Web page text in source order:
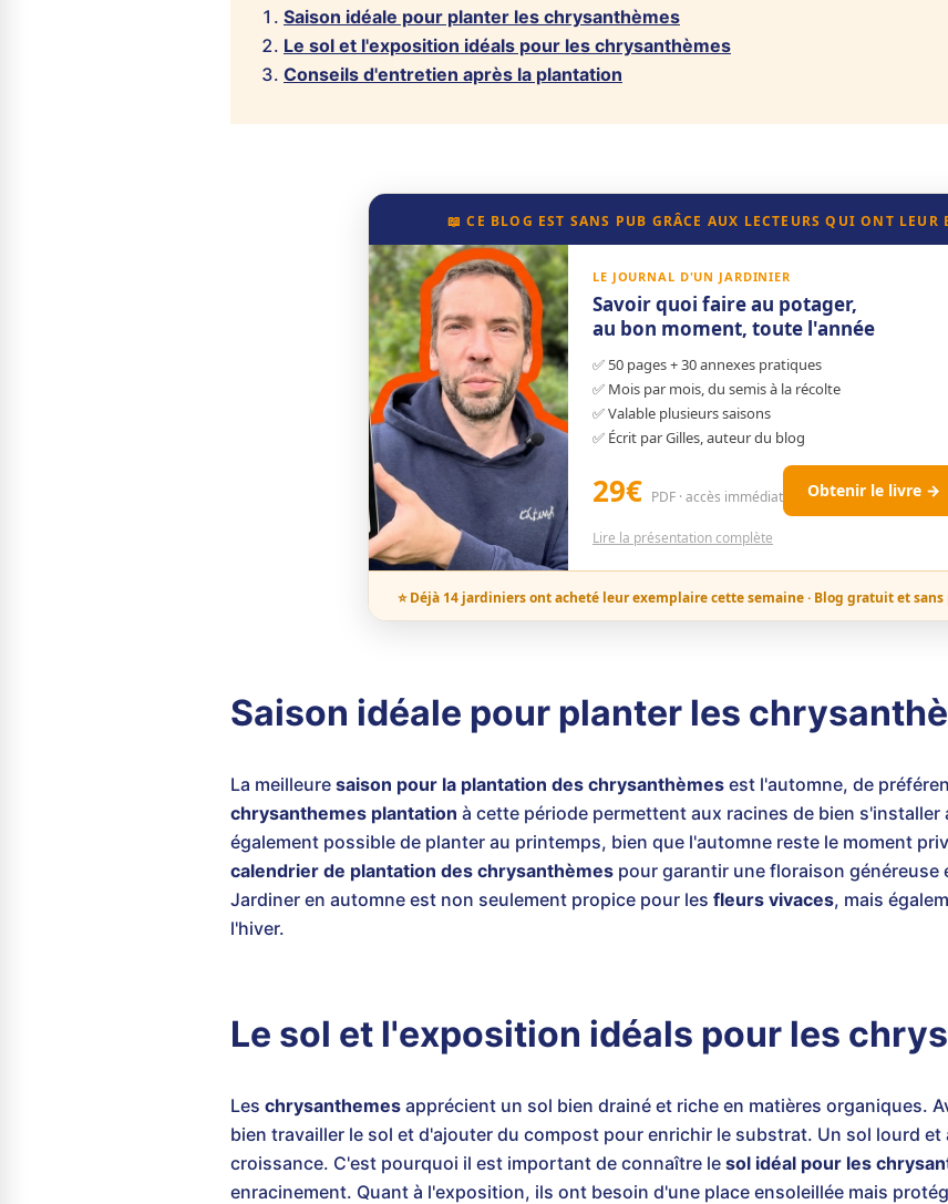
Saison idéale pour planter les chrysanthèmes
Le sol et l'exposition idéals pour les chrysanthèmes
Conseils d'entretien après la plantation
📖 CE BLOG EST SANS PUB GRÂCE AUX LECTEURS QUI ONT LEUR
LE JOURNAL D'UN JARDINIER
Savoir quoi faire au potager,
au bon moment, toute l'année
✅ 50 pages + 30 annexes pratiques
✅ Mois par mois, du semis à la récolte
✅ Valable plusieurs saisons
✅ Écrit par Gilles, auteur du blog
29€ PDF · accès immédiat Obtenir le livre →
Lire la présentation complète
⭐ Déjà 14 jardiniers ont acheté leur exemplaire cette semaine · Blog gratuit et
Saison idéale pour planter les
La meilleure saison pour la plantation des chrysanthèmes est l'automne, de
chrysanthemes plantation à cette période permettent aux racines de bien
également possible de planter au printemps, bien que l'automne reste le moment
calendrier de plantation des chrysanthèmes pour garantir une floraison généreuse
Jardiner en automne est non seulement propice pour les fleurs vivaces, mais
l'hiver.
Le sol et l'exposition idéals pour les
Les chrysanthemes apprécient un sol bien drainé et riche en matières organiques.
bien travailler le sol et d'ajouter du compost pour enrichir le substrat. Un sol lourd
croissance. C'est pourquoi il est important de connaître le sol idéal pour les
enracinement. Quant à l'exposition, ils ont besoin d'une place ensoleillée mais